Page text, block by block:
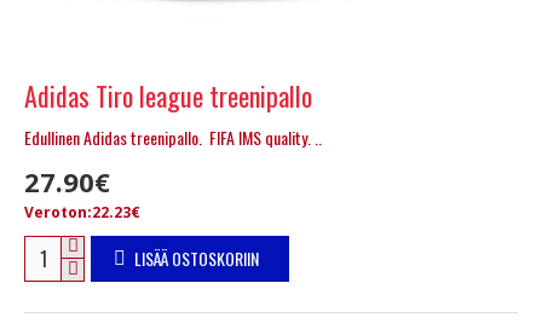
Adidas Tiro league treenipallo
Edullinen Adidas treenipallo. FIFA IMS quality. ..
27.90€
Veroton:22.23€
LISÄÄ OSTOSKORIIN